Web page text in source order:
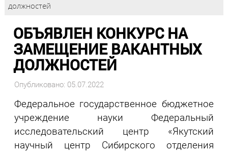
должностей
ОБЪЯВЛЕН КОНКУРС НА
ЗАМЕЩЕНИЕ ВАКАНТНЫХ
ДОЛЖНОСТЕЙ
Опубликовано: 05.07.2022
Федеральное государственное бюджетное
учреждение науки Федеральный
исследовательский центр «Якутский
научный центр Сибирского отделения